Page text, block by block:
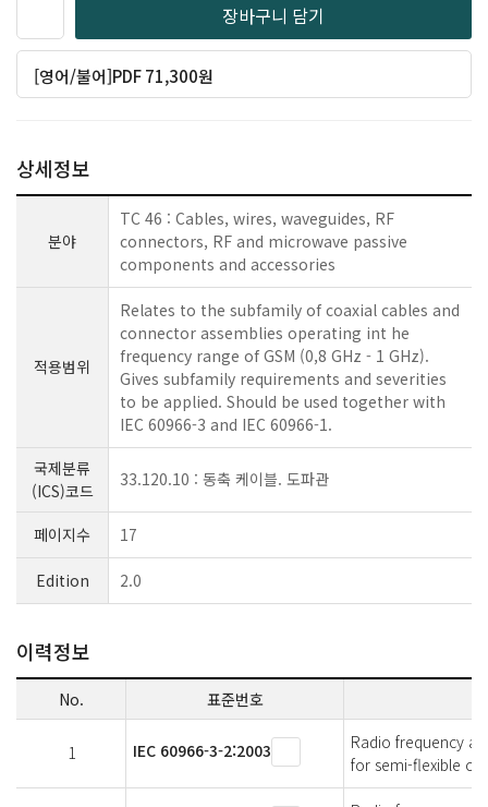
장바구니 담기
[영어/불어]PDF 71,300원
상세정보
분야
TC 46 : Cables, wires, waveguides, RF
connectors, RF and microwave passive
components and accessories
적용범위
Relates to the subfamily of coaxial cables and
connector assemblies operating int he
frequency range of GSM (0,8 GHz - 1 GHz).
Gives subfamily requirements and severities
to be applied. Should be used together with
IEC 60966-3 and IEC 60966-1.
국제분류
(ICS)코드
33.120.10 : 동축 케이블. 도파관
페이지수 17
Edition 2.0
이력정보
No. 표준번호
1 IEC 60966-3-2:2003
Radio frequency
for semi-flexible